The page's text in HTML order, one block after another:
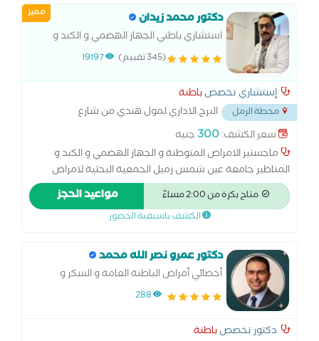
مميز دكتور محمد زيدان
استشاري باطني الجهاز الهضمي و الكبد و
الامراض المعدية مناظير المعدة و القولون و
(345 تقييم) 19197
إستشاري تخصصباطنة
محطة الرمل
البرج الاداري لمول هندي من شارع
شاكور (...
سعر الكشف:300 جنيه
ماجستير الامراض المتوطنة و الجهاز الهضمي و الكبد و
المناظير جامعة عين شمس زميل الجمعية البحثية لامراض
الجهاز الهضمي و الكبد
متاح بكرة من 2:00 مساءً مواعيد الحجز
الكشف باسبقية الحضور
دكتور عمرو نصر الله محمد
أخصائي أمراض الباطنة العامة و السكر و
الضغط و القلب الوقائي و التغذية العلاجية
288
دكتور تخصصباطنة